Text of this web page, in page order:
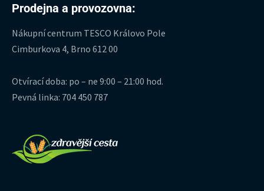
Prodejna a provozovna:
Nákupní centrum TESCO Královo Pole
Cimburkova 4, Brno 612 00
Otvírací doba: po – ne 9:00 – 21:00 hod.
Pevná linka: 704 450 787